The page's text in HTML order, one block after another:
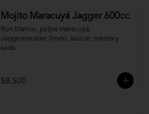
Mojito Maracuyá Jagger 600cc
Ron blanco, pulpa maracuyá,
Jaggermeister, limón, azúcar, menta y
soda
$8.500